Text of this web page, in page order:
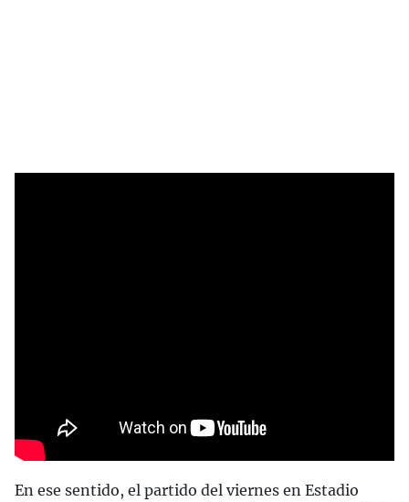
En ese sentido, el partido del viernes en Estadio